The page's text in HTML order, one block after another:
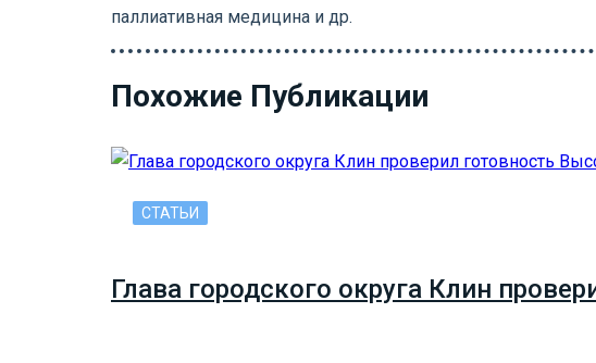
паллиативная медицина и др.
Похожие Публикации
СТАТЬИ
Глава городского округа Клин